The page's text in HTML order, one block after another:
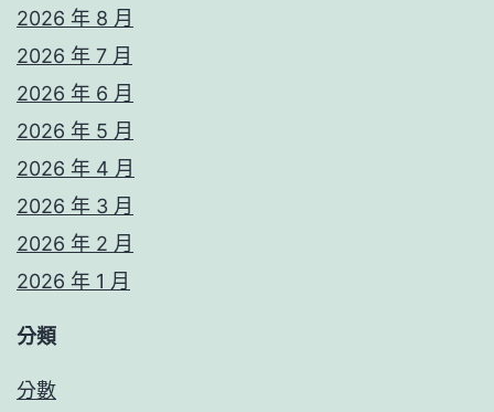
2026 年 8 月
2026 年 7 月
2026 年 6 月
2026 年 5 月
2026 年 4 月
2026 年 3 月
2026 年 2 月
2026 年 1 月
分類
分數